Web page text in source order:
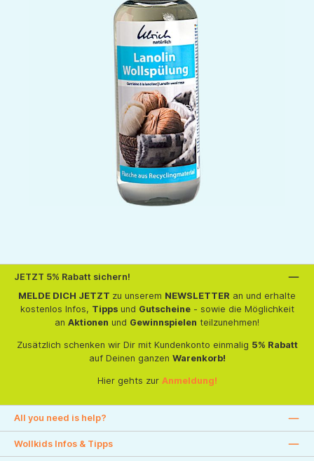
JETZT 5% Rabatt sichern!
MELDE DICH JETZT zu unserem NEWSLETTER an und erhalte
kostenlos Infos, Tippsund Gutscheine- sowie die Möglichkeit
an Aktionen und Gewinnspielen teilzunehmen!
Zusätzlich schenken wir Dir mit Kundenkonto einmalig 5% Rabatt
auf Deinen ganzen Warenkorb!
Hier gehts zur Anmeldung!
All you need is help?
Wollkids Infos & Tipps